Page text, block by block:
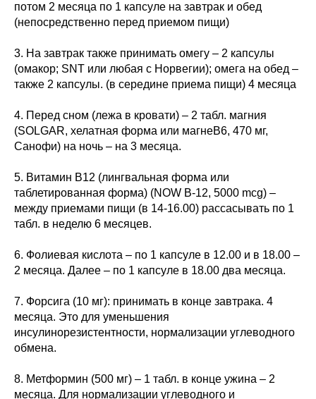
потом 2 месяца по 1 капсуле на завтрак и обед
(непосредственно перед приемом пищи)
3. На завтрак также принимать омегу – 2 капсулы
(омакор; SNT или любая с Норвегии); омега на обед –
также 2 капсулы. (в середине приема пищи) 4 месяца
4. Перед сном (лежа в кровати) – 2 табл. магния
(SOLGAR, хелатная форма или магнеВ6, 470 мг,
Санофи) на ночь – на 3 месяца.
5. Витамин В12 (лингвальная форма или
таблетированная форма) (NOW В-12, 5000 mcg) –
между приемами пищи (в 14-16.00) рассасывать по 1
табл. в неделю 6 месяцев.
6. Фолиевая кислота – по 1 капсуле в 12.00 и в 18.00 –
2 месяца. Далее – по 1 капсуле в 18.00 два месяца.
7. Форсига (10 мг): принимать в конце завтрака. 4
месяца. Это для уменьшения
инсулинорезистентности, нормализации углеводного
обмена.
8. Метформин (500 мг) – 1 табл. в конце ужина – 2
месяца. Для нормализации углеводного и